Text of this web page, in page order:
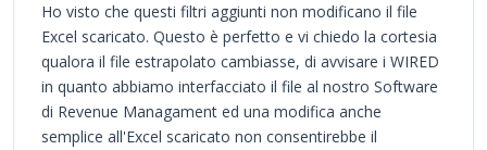
Ho visto che questi filtri aggiunti non modificano il file
Excel scaricato. Questo è perfetto e vi chiedo la cortesia
qualora il file estrapolato cambiasse, di avvisare i WIRED
in quanto abbiamo interfacciato il file al nostro Software
di Revenue Managament ed una modifica anche
semplice all'Excel scaricato non consentirebbe il